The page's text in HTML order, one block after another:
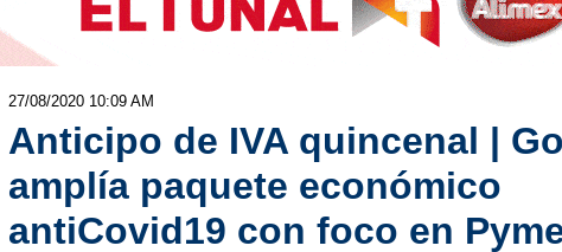
27/08/2020 10:09 AM
Anticipo de IVA quincenal |
amplía paquete económico
antiCovid19 con foco en